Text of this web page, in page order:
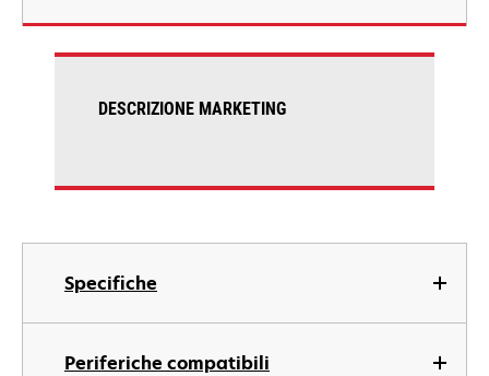
Specifiche
Periferiche compatibili
DESCRIZIONE MARKETING